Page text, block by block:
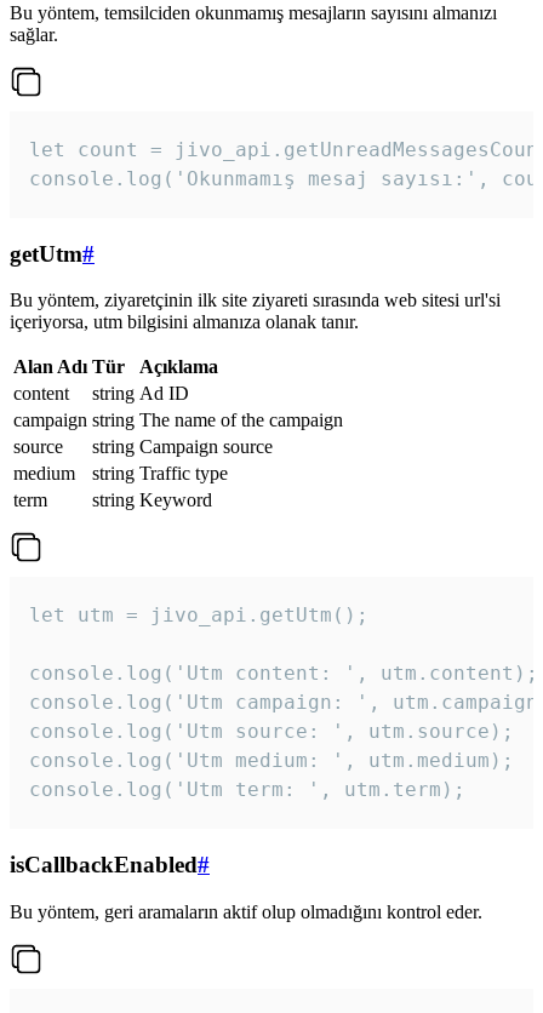
Bu yöntem, temsilciden okunmamış mesajların sayısını almanızı
sağlar.
let count =
console.log('Okunmamış mesaj sayısı:',
getUtm#
Bu yöntem, ziyaretçinin ilk site ziyareti sırasında web sitesi url'si
içeriyorsa, utm bilgisini almanıza olanak tanır.
Alan Adı Tür
Açıklama
content
string Ad ID
campaign string The name of the campaign
source
string Campaign source
medium
string Traffic type
term
string Keyword
let utm = jivo_api.getUtm();
console.log('Utm content: ', utm.content);
console.log('Utm campaign: ',
console.log('Utm source: ', utm.source);
console.log('Utm medium: ', utm.medium);
console.log('Utm term: ', utm.term);
isCallbackEnabled#
Bu yöntem, geri aramaların aktif olup olmadığını kontrol eder.